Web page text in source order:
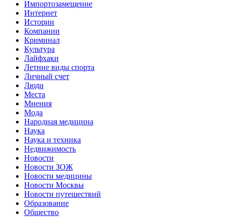
Импортозамещение
Интернет
Истории
Компании
Криминал
Культура
Лайфхаки
Летние виды спорта
Личный счет
Люди
Места
Мнения
Мода
Народная медицина
Наука
Наука и техника
Недвижимость
Новости
Новости ЗОЖ
Новости медицины
Новости Москвы
Новости путешествий
Образование
Общество